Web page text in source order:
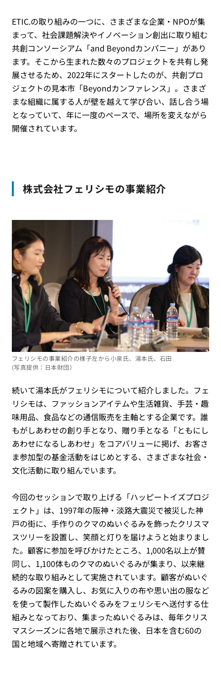
ETIC.の取り組みの一つに、さまざまな企業・NPOが集
まって、社会課題解決やイノベーション創出に取り組む
共創コンソーシアム「and Beyondカンパニー」があり
ます。そこから生まれた数々のプロジェクトを共有し発
展させるため、2022年にスタートしたのが、共創プロ
ジェクトの見本市「Beyondカンファレンス」。さまざ
まな組織に属する人が壁を越えて学び合い、話し合う場
となっていて、年に一度のペースで、場所を変えながら
開催されています。
株式会社フェリシモの事業紹介
フェリシモの事業紹介の様子左から小泉氏、湯本氏、石田
(写真提供：日本財団）
続いて湯本氏がフェリシモについて紹介しました。フェ
リシモは、ファッションアイテムや生活雑貨、手芸・趣
味用品、食品などの通信販売を主軸とする企業です。誰
もがしあわせの創り手となり、贈り手となる「ともにし
あわせになるしあわせ」をコアバリューに掲げ、お客さ
ま参加型の基金活動をはじめとする、さまざまな社会・
文化活動に取り組んでいます。
今回のセッションで取り上げる「ハッピートイズプロジ
ェクト」は、1997年の阪神・淡路大震災で被災した神
戸の街に、手作りのクマのぬいぐるみを飾ったクリスマ
スツリーを設置し、笑顔と灯りを届けようと始まりまし
た。顧客に参加を呼びかけたところ、1,000名以上が賛
同し、1,100体ものクマのぬいぐるみが集まり、以来継
続的な取り組みとして実施されています。顧客がぬいぐ
るみの図案を購入し、お気に入りの布や思い出の服など
を使って製作したぬいぐるみをフェリシモへ送付する仕
組みとなっており、集まったぬいぐるみは、毎年クリス
マスシーズンに各地で展示された後、日本を含む60の
国と地域へ寄贈されています。